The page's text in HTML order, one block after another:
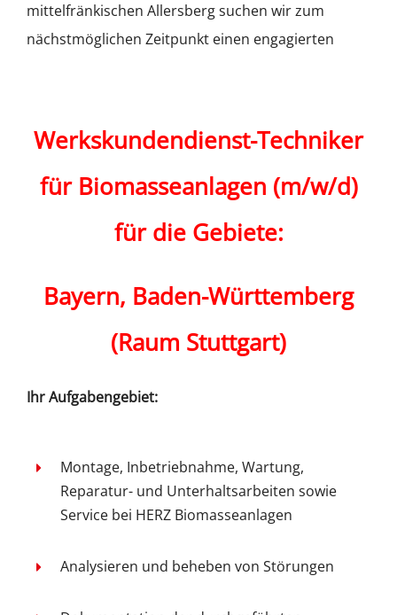
mittelfränkischen Allersberg suchen wir zum
nächstmöglichen Zeitpunkt einen engagierten
Werkskundendienst-Techniker
für Biomasseanlagen (m/w/d)
für die Gebiete:
Bayern, Baden-Württemberg
(Raum Stuttgart)
Ihr Aufgabengebiet:
Montage, Inbetriebnahme, Wartung,
Reparatur- und Unterhaltsarbeiten sowie
Service bei HERZ Biomasseanlagen
Analysieren und beheben von Störungen